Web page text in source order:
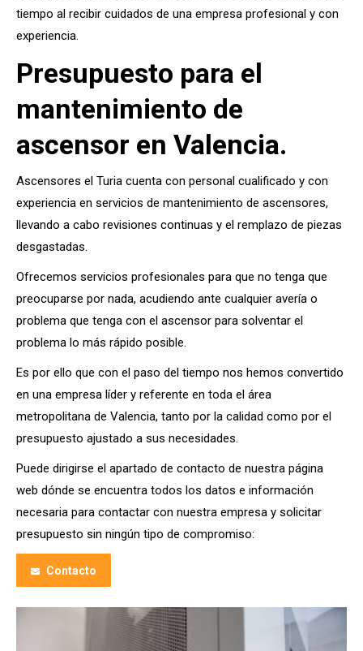
tiempo al recibir cuidados de una empresa profesional y con
experiencia.
Presupuesto para el
mantenimiento de
ascensor en Valencia.
Ascensores el Turia cuenta con personal cualificado y con
experiencia en servicios de mantenimiento de ascensores,
llevando a cabo revisiones continuas y el remplazo de piezas
desgastadas.
Ofrecemos servicios profesionales para que no tenga que
preocuparse por nada, acudiendo ante cualquier avería o
problema que tenga con el ascensor para solventar el
problema lo más rápido posible.
Es por ello que con el paso del tiempo nos hemos convertido
en una empresa líder y referente en toda el área
metropolitana de Valencia, tanto por la calidad como por el
presupuesto ajustado a sus necesidades.
Puede dirigirse el apartado de contacto de nuestra página
web dónde se encuentra todos los datos e información
necesaria para contactar con nuestra empresa y solicitar
presupuesto sin ningún tipo de compromiso:
Contacto